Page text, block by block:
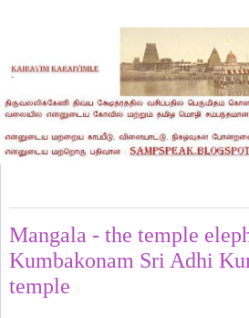
Mangala - the temple
Kumbakonam Sri Adhi
temple